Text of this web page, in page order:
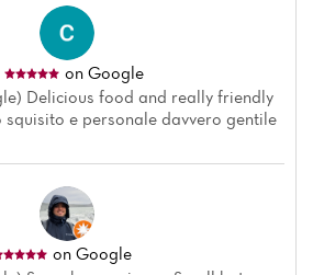
on Google
Delicious food and really friendly
e personale davvero gentile
on Google
Menu